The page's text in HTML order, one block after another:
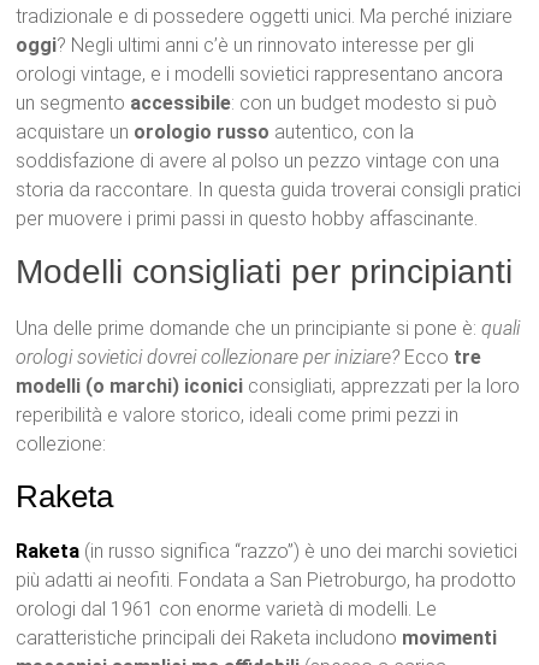
tradizionale e di possedere oggetti unici. Ma perché iniziare
oggi? Negli ultimi anni c’è un rinnovato interesse per gli
orologi vintage, e i modelli sovietici rappresentano ancora
un segmento accessibile: con un budget modesto si può
acquistare un orologio russo autentico, con la
soddisfazione di avere al polso un pezzo vintage con una
storia da raccontare. In questa guida troverai consigli pratici
per muovere i primi passi in questo hobby affascinante.
Modelli consigliati per principianti
Una delle prime domande che un principiante si pone è:quali
orologi sovietici dovrei collezionare per iniziare? Ecco tre
modelli (o marchi) iconici consigliati, apprezzati per la loro
reperibilità e valore storico, ideali come primi pezzi in
collezione:
Raketa
Raketa (in russo significa “razzo”) è uno dei marchi sovietici
più adatti ai neofiti. Fondata a San Pietroburgo, ha prodotto
orologi dal 1961 con enorme varietà di modelli. Le
caratteristiche principali dei Raketa includono movimenti